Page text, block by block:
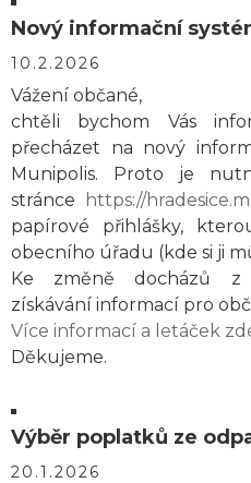
Nový informační
10.2.2026
Vážení občané,
chtěli bychom Vás
přecházet na nový
Munipolis. Proto je
stránce
https://
papírové přihlášky,
obecního úřadu (kde si ji
Ke změně docházů z
získávání informací pro
Více informací a letáček
Děkujeme.
Výběr poplatků ze
20.1.2026